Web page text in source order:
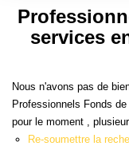
Sélectionnez...
Type de bien
Créer une
services
Nous n'avons pas de
Professionnels Fonds
pour le moment ,
Re-soumettre la